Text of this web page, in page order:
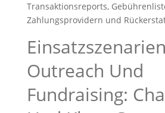
Transaktionsreports,
Zahlungsprovidern und
Outreach Und
Fundraising: